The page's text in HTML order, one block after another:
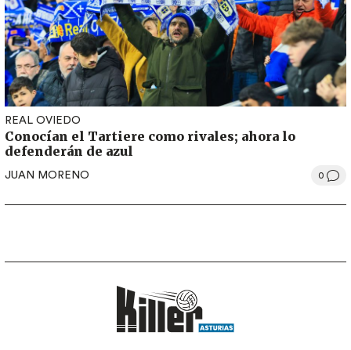
REAL OVIEDO
Conocían el Tartiere como rivales; ahora lo
defenderán de azul
JUAN MORENO 0